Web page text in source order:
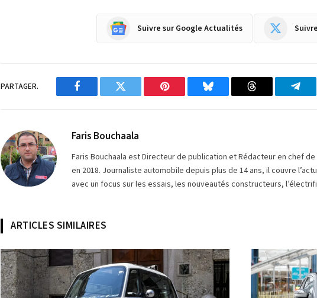
Suivre sur Google Actualités
PARTAGER.
Facebook Twitter Pinterest Bluesky Threads
Faris Bouchaala
Faris Bouchaala est Directeur de publication et Rédacteur en chef
en 2018. Journaliste automobile depuis plus de 14 ans, il couvre
avec un focus sur les essais, les nouveautés constructeurs,
ARTICLES SIMILAIRES
© Fiat © Fiat